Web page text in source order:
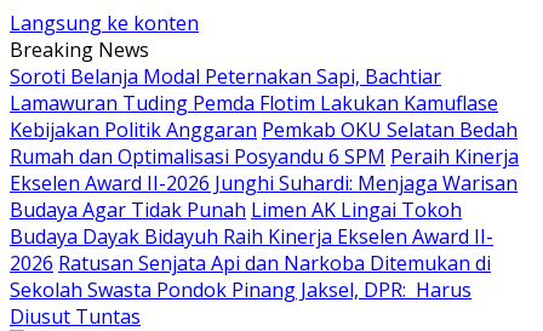
Langsung ke konten
Breaking News
Soroti Belanja Modal Peternakan Sapi, Bachtiar
Lamawuran Tuding Pemda Flotim Lakukan Kamuflase
Kebijakan Politik Anggaran Pemkab OKU Selatan Bedah
Rumah dan Optimalisasi Posyandu 6 SPM Peraih Kinerja
Ekselen Award II-2026 Junghi Suhardi: Menjaga Warisan
Budaya Agar Tidak Punah Limen AK Lingai Tokoh
Budaya Dayak Bidayuh Raih Kinerja Ekselen Award II-
2026 Ratusan Senjata Api dan Narkoba Ditemukan di
Sekolah Swasta Pondok Pinang Jaksel, DPR: Harus
Diusut Tuntas